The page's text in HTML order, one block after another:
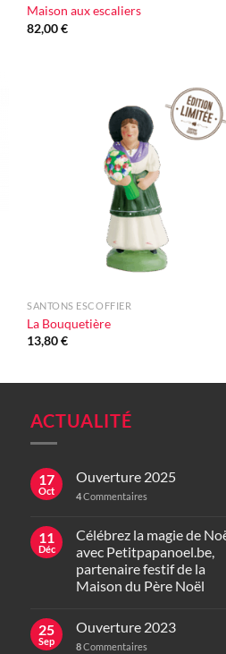
Maison aux escaliers
82,00€
à la
d'envie
SANTONS ESCOFFIER
La Bouquetière
13,80€
ACTUALITÉ
17
Oct
Ouverture 2025
4Commentaires
11
Déc
Célébrez la magie de
avec Petitpapanoel.be,
partenaire festif de la
Maison du Père Noël
25
Sep
Ouverture 2023
8Commentaires